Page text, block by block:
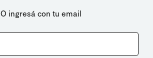
O ingresá con tu email